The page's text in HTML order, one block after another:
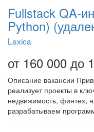
Fullstack QA-
Python)
Lexica
от 160 000 до
Описание вакансии
реализует проекты в
недвижимость, финтех,
разрабатываем